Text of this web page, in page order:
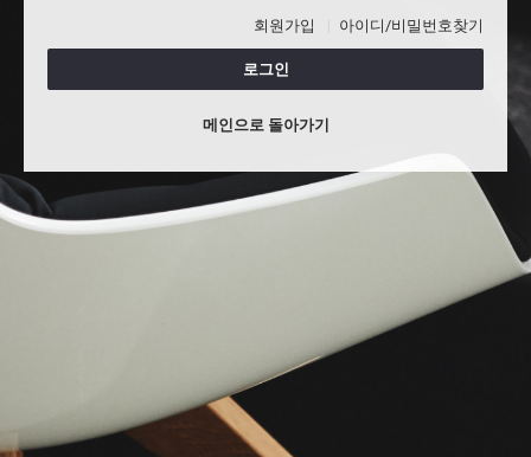
회원가입 아이디/비밀번호찾기
로그인
메인으로 돌아가기